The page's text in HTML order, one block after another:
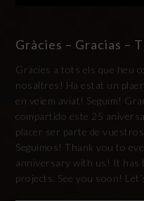
Gràcies – Gracias –
Gràcies a tots els que heu
nosaltres! Ha estat un
en veiem aviat! Seguim!
compartido este 25
placer ser parte de
Seguimos! Thank you to
anniversary with us! It has
projects. See you soon!